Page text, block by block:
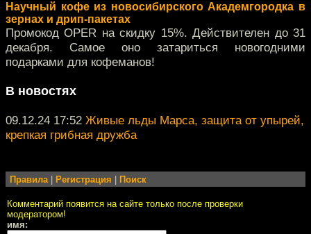
Научный кофе из новосибирского Академгородка в
зернах и дрип-пакетах
Промокод OPER на скидку 15%. Действителен до 31
декабря. Самое оно затариться новогодними
подарками для кофеманов!
В новостях
09.12.24 17:52 Живые льды Марса, защита от упырей,
крепкая грибная дружба
Правила| Регистрация Поиск
Комментарий появится на сайте только после проверки
модератором!
имя: